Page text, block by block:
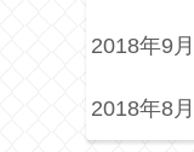
2018年9月
2018年8月